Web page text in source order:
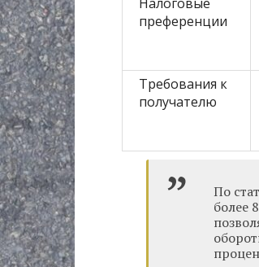
преференции
Требования к
получателю
По
более